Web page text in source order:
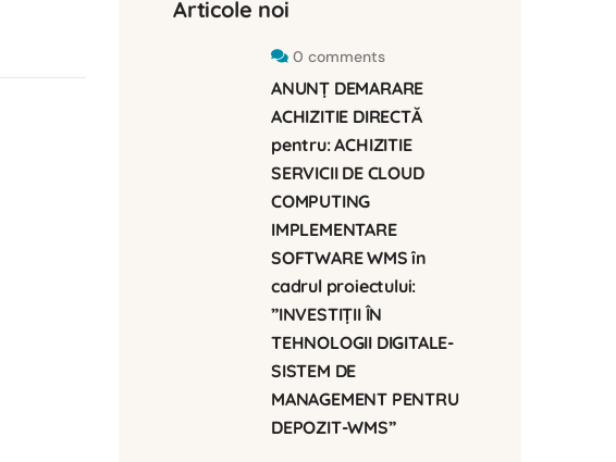
Articole noi
0 comments
ANUNȚ DEMARARE
ACHIZITIE DIRECTĂ
pentru: ACHIZITIE
SERVICII DE CLOUD
COMPUTING
IMPLEMENTARE
SOFTWARE WMS în
cadrul proiectului:
”INVESTIȚII ÎN
TEHNOLOGII DIGITALE-
SISTEM DE
MANAGEMENT PENTRU
DEPOZIT-WMS”